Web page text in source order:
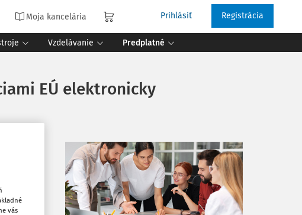
Moja kancelária Prihlásiť Registrácia
Vzdelávanie Predplatné
EÚ elektronicky
vás